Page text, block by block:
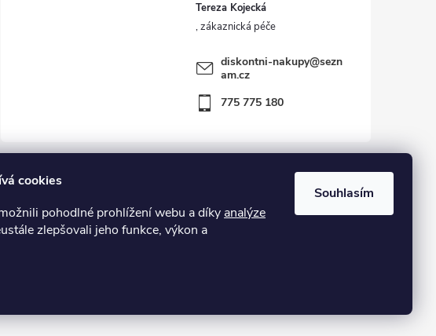
cookies
pohodlné prohlížení webu a díky analýze
zlepšovali jeho funkce, výkon a
Souhlasím
Tereza Kojecká
diskontni-nakupy@sezn
am.cz
775 775 180
II. jakost – zboží vráceno zákazníkem ve 14ti denní lhůtě